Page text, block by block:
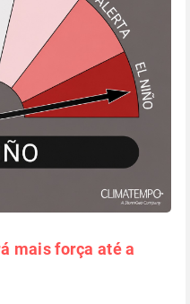
mais força até a